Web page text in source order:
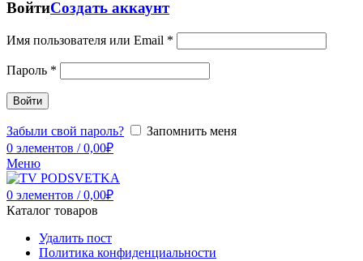
ВойтиСоздать аккаунт
Имя пользователя или Email *
Пароль *
Войти
Забыли свой пароль?
Запомнить меня
0 элементов / 0,00₽
Меню
0 элементов / 0,00₽
Каталог товаров
Удалить пост
Политика конфиденциальности